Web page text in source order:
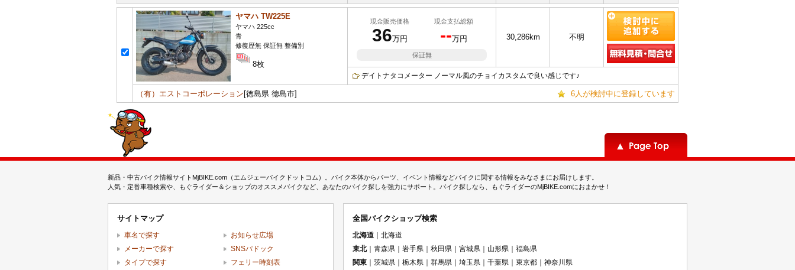
ヤマハ TW225E
ヤマハ 225cc
青
修復歴無 保証無 整備別
8枚
現金販売価格 現金支払総額
36万円 --万円
保証無
30,286km 不明
デイトナタコメーター ノーマル風のチョイカスタムで良い感じです♪
（有）エストコーポレーション [徳島県 徳島市] 6人が検討中に登録しています
新品・中古バイク情報サイトMjBIKE.com（エムジェーバイクドットコム）。バイク本体からパーツ、イベント情報などバイクに関する情報をみなさまにお届けします。
人気・定番車種検索や、もぐライダー＆ショップのオススメバイクなど、あなたのバイク探しを強力にサポート。バイク探しなら、もぐライダーのMjBIKE.comにおまかせ！
サイトマップ
車名で探す
メーカーで探す
タイプで探す
お知らせ広場
SNSパドック
フェリー時刻表
全国バイクショップ検索
北海道 ｜北海道
東北｜青森県｜岩手県｜秋田県｜宮城県｜山形県｜福島県
関東 ｜茨城県｜栃木県｜群馬県｜埼玉県｜千葉県｜東京都｜神奈川県